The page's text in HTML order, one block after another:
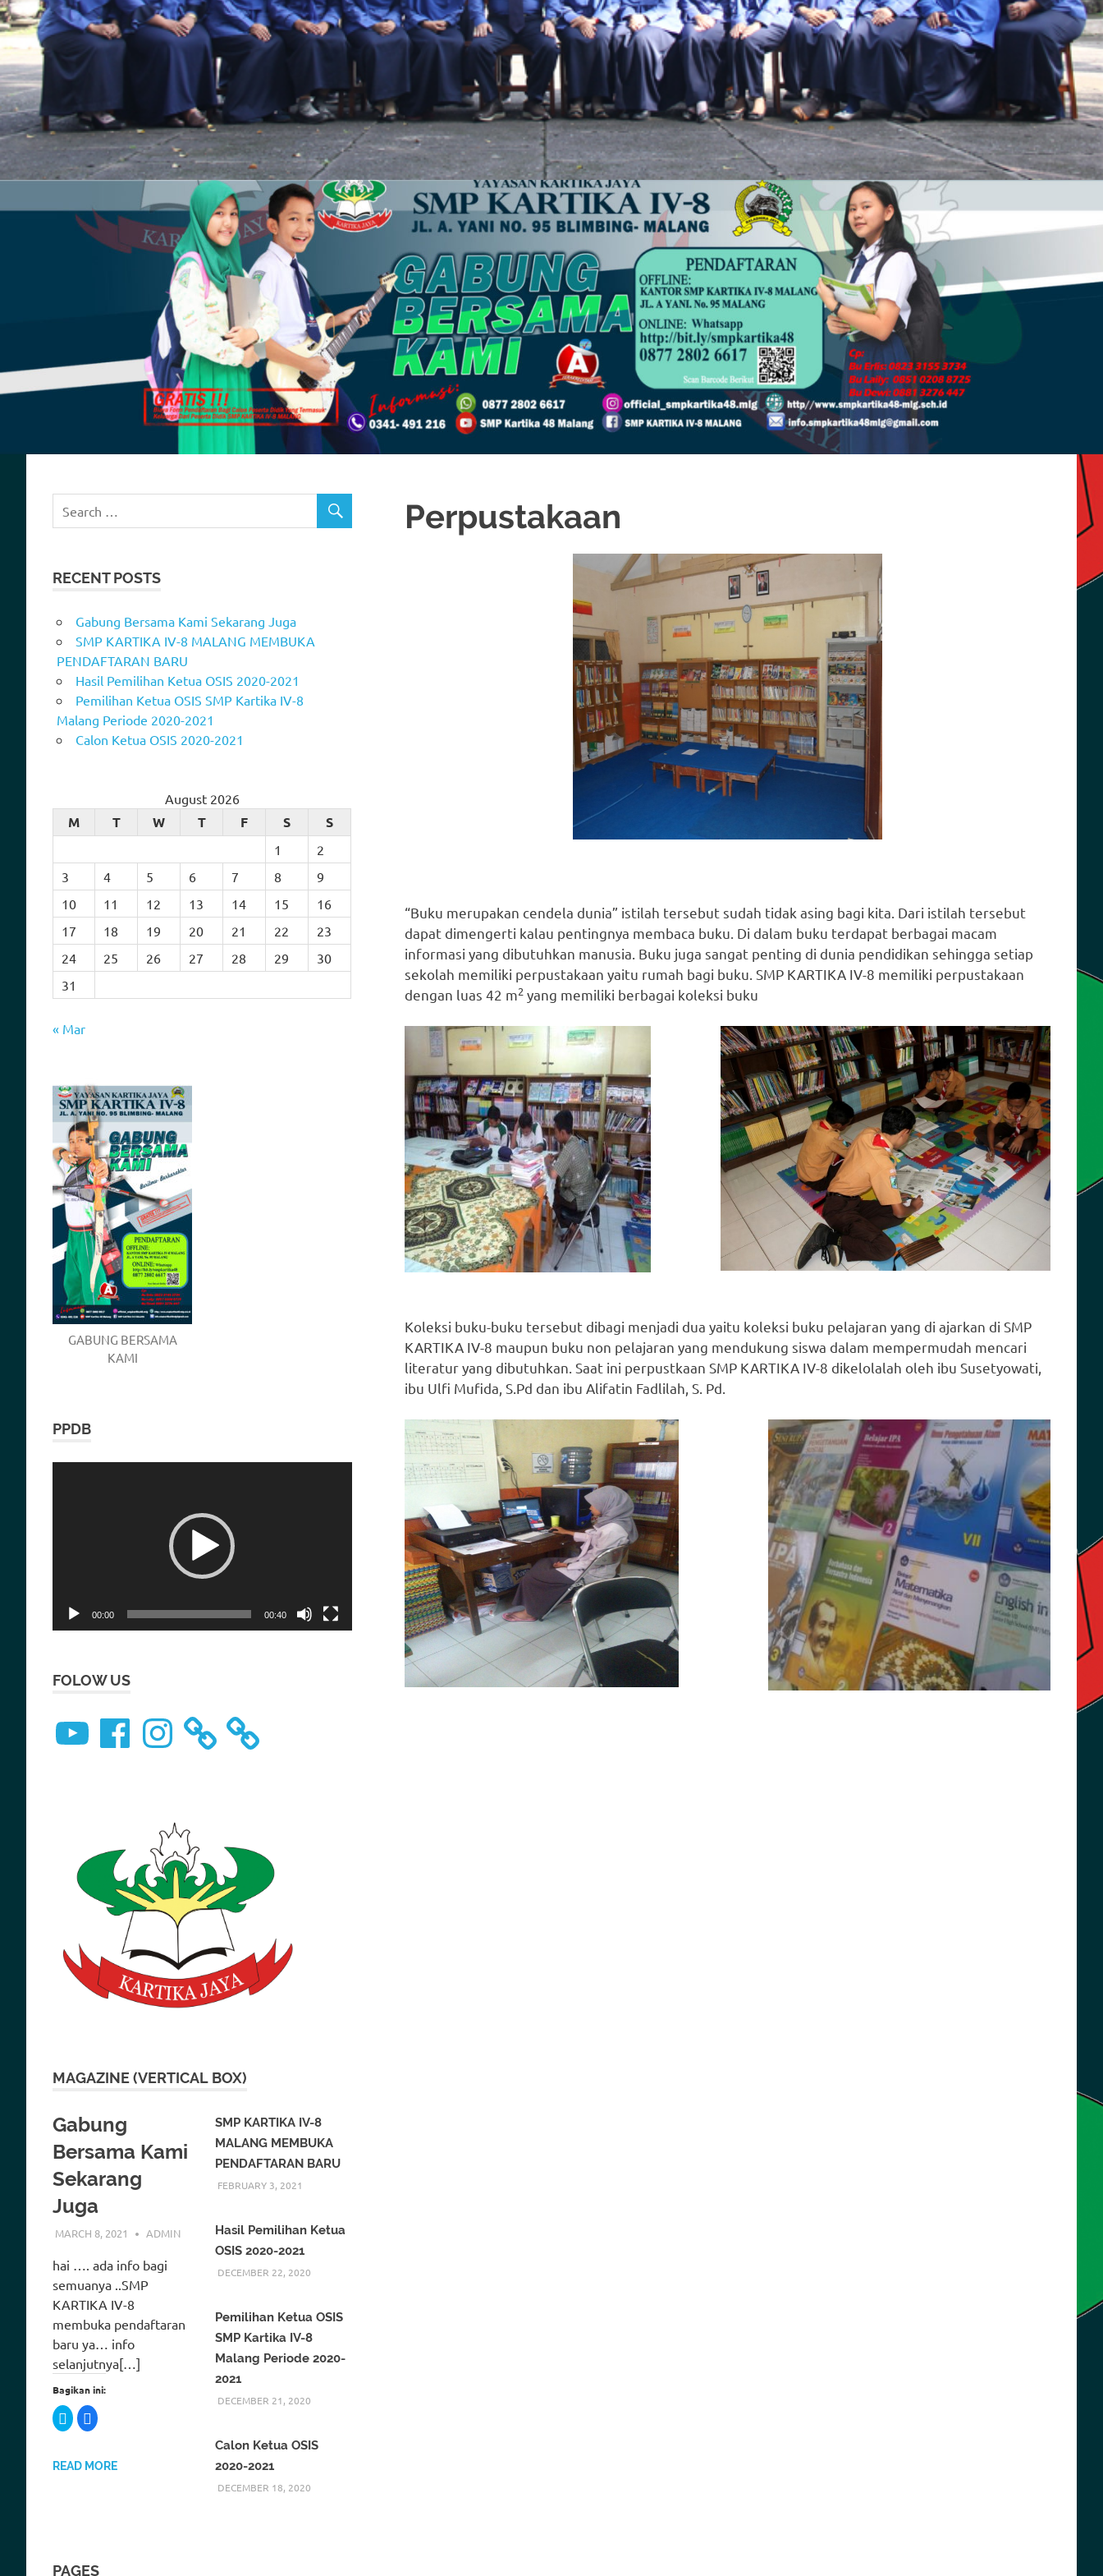
Perpustakaan
“Buku merupakan cendela dunia” istilah tersebut sudah tidak asing bagi kita. Dari istilah tersebut
dapat dimengerti kalau pentingnya membaca buku. Di dalam buku terdapat berbagai macam
informasi yang dibutuhkan manusia. Buku juga sangat penting di dunia pendidikan sehingga setiap
sekolah memiliki perpustakaan yaitu rumah bagi buku. SMP KARTIKA IV-8 memiliki perpustakaan
dengan luas 42 m2yang memiliki berbagai koleksi buku
Koleksi buku-buku tersebut dibagi menjadi dua yaitu koleksi buku pelajaran yang di ajarkan di SMP
KARTIKA IV-8 maupun buku non pelajaran yang mendukung siswa dalam mempermudah mencari
literatur yang dibutuhkan. Saat ini perpustkaan SMP KARTIKA IV-8 dikelolalah oleh ibu Susetyowati,
ibu Ulfi Mufida, S.Pd dan ibu Alifatin Fadlilah, S. Pd.
RECENT POSTS
Gabung Bersama Kami Sekarang Juga
SMP KARTIKA IV-8 MALANG MEMBUKA
PENDAFTARAN BARU
Hasil Pemilihan Ketua OSIS 2020-2021
Pemilihan Ketua OSIS SMP Kartika IV-8
Malang Periode 2020-2021
Calon Ketua OSIS 2020-2021
August 2026
M T W T F S S
1
2
3
4 5 6 7 8
9
10
11 12 13 14 15
16
17
18 19 20 21 22
23
24
25 26 27 28 29
30
31
« Mar
GABUNG BERSAMA
KAMI
PPDB
00:00 00:40
FOLOW US
YouTubeFacebookInstagram
MAGAZINE (VERTICAL BOX)
Gabung
Bersama Kami
Sekarang
Juga
MARCH 8, 2021 ADMIN
hai …. ada info bagi
semuanya ..SMP
KARTIKA IV-8
membuka pendaftaran
baru ya… info
selanjutnya[…]
Bagikan ini:
C
l
t
o
w
i
C
l
t
o
a
c
READ MORE
SMP KARTIKA IV-8
MALANG MEMBUKA
PENDAFTARAN BARU
FEBRUARY 3, 2021
Hasil Pemilihan Ketua
OSIS 2020-2021
DECEMBER 22, 2020
Pemilihan Ketua OSIS
SMP Kartika IV-8
Malang Periode 2020-
2021
DECEMBER 21, 2020
Calon Ketua OSIS
2020-2021
DECEMBER 18, 2020
PAGES